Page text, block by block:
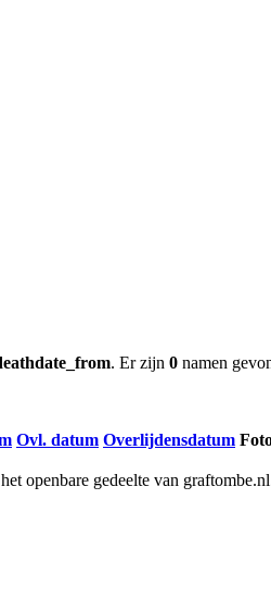
. Er zijn 0 namen
Ovl. datum Overlijdensdatum
openbare gedeelte van